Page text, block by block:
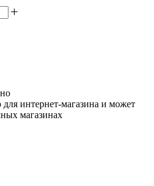
для интернет-магазина и может
магазинах